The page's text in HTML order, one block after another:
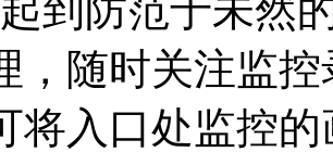
到防范于未然
，随时关注监
将入口处监控